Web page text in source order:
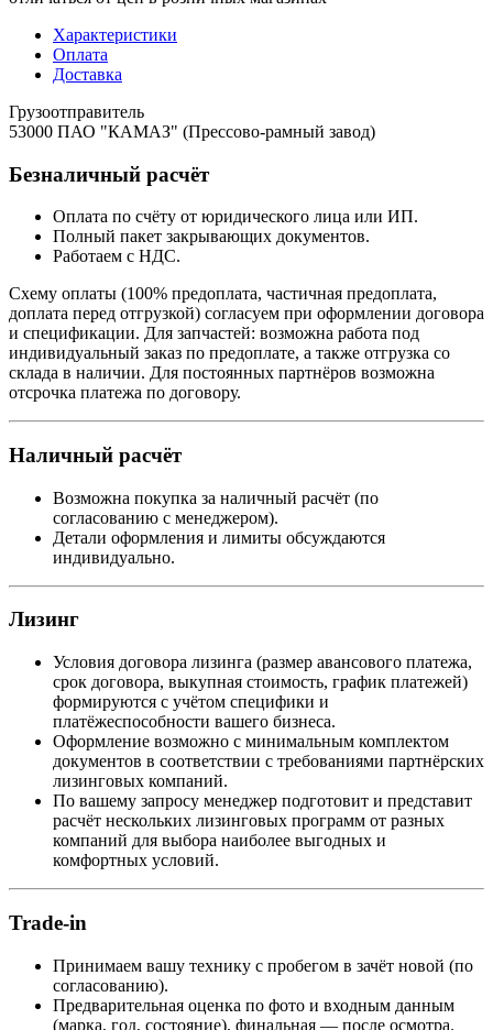
Характеристики
Оплата
Доставка
Грузоотправитель
53000 ПАО "КАМАЗ" (Прессово-рамный завод)
Безналичный расчёт
Оплата по счёту от юридического лица или ИП.
Полный пакет закрывающих документов.
Работаем с НДС.
Схему оплаты (100% предоплата, частичная предоплата,
доплата перед отгрузкой) согласуем при оформлении договора
и спецификации. Для запчастей: возможна работа под
индивидуальный заказ по предоплате, а также отгрузка со
склада в наличии. Для постоянных партнёров возможна
отсрочка платежа по договору.
Наличный расчёт
Возможна покупка за наличный расчёт (по
согласованию с менеджером).
Детали оформления и лимиты обсуждаются
индивидуально.
Лизинг
Условия договора лизинга (размер авансового платежа,
срок договора, выкупная стоимость, график платежей)
формируются с учётом специфики и
платёжеспособности вашего бизнеса.
Оформление возможно с минимальным комплектом
документов в соответствии с требованиями партнёрских
лизинговых компаний.
По вашему запросу менеджер подготовит и представит
расчёт нескольких лизинговых программ от разных
компаний для выбора наиболее выгодных и
комфортных условий.
Trade-in
Принимаем вашу технику с пробегом в зачёт новой (по
согласованию).
Предварительная оценка по фото и входным данным
(марка, год, состояние), финальная — после осмотра.